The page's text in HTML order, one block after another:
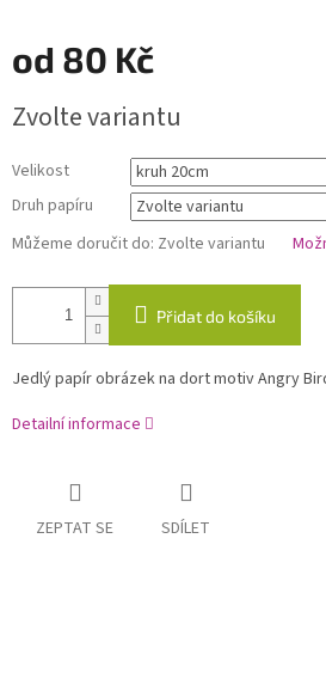
od 80 Kč
cena:
Zvolte variantu
Velikost
Druh papíru
Můžeme doručit do: Zvolte variantu
Přidat do košíku
Jedlý papír obrázek na dort motiv Angry
Detailní informace
ZEPTAT SE SDÍLET